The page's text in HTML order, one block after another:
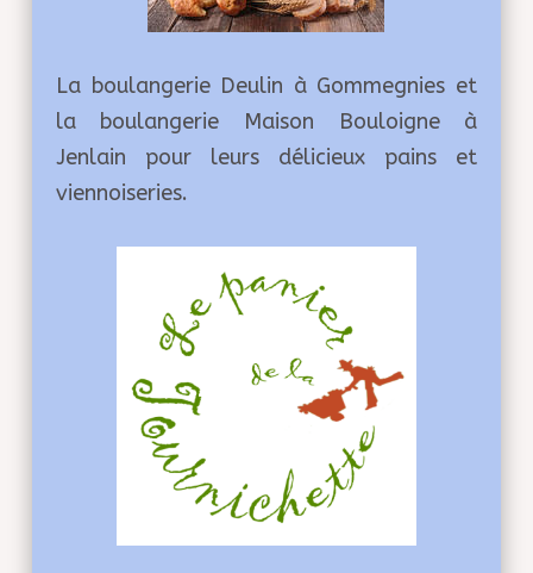
La boulangerie Deulin à Gommegnies et
la boulangerie Maison Bouloigne à
Jenlain pour leurs délicieux pains et
viennoiseries.